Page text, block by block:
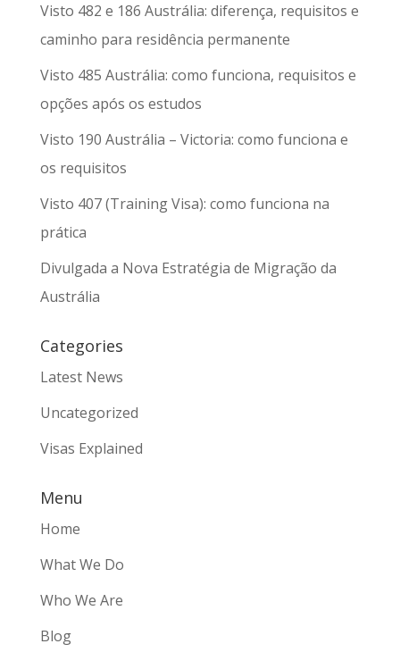
Visto 482 e 186 Austrália: diferença, requisitos e
caminho para residência permanente
Visto 485 Austrália: como funciona, requisitos e
opções após os estudos
Visto 190 Austrália – Victoria: como funciona e
os requisitos
Visto 407 (Training Visa): como funciona na
prática
Divulgada a Nova Estratégia de Migração da
Austrália
Categories
Latest News
Uncategorized
Visas Explained
Menu
Home
What We Do
Who We Are
Blog